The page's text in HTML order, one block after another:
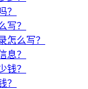
？
写？
怎么写？
息？
钱？
？